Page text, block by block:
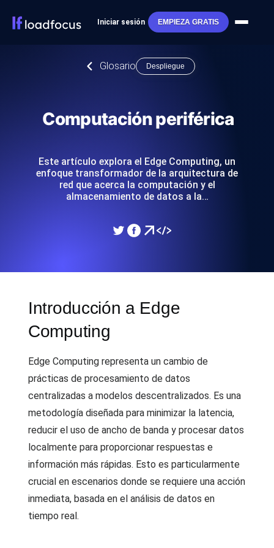
Iniciar sesión EMPIEZA GRATIS
Glosario Despliegue
Computación periférica
Este artículo explora el Edge Computing, un
enfoque transformador de la arquitectura de
red que acerca la computación y el
almacenamiento de datos a la…
Introducción a Edge
Computing
Edge Computing representa un cambio de
prácticas de procesamiento de datos
centralizadas a modelos descentralizados. Es una
metodología diseñada para minimizar la latencia,
reducir el uso de ancho de banda y procesar datos
localmente para proporcionar respuestas e
información más rápidas. Esto es particularmente
crucial en escenarios donde se requiere una acción
inmediata, basada en el análisis de datos en
tiempo real.